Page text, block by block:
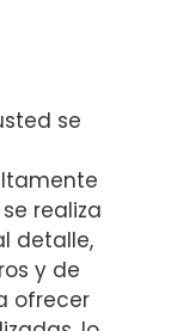
se
realiza
detalle,
y de
ofrecer